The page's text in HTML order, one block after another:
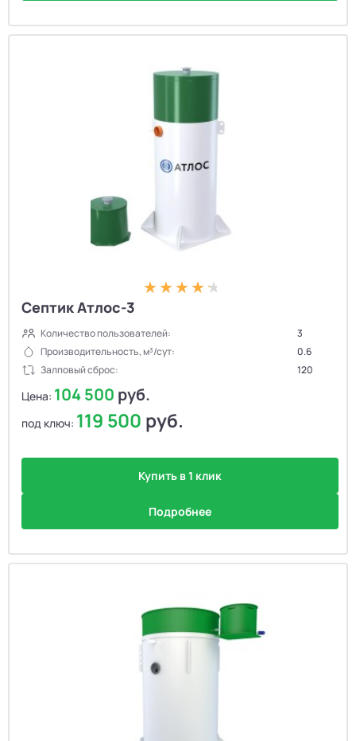
Септик Атлос-3
Количество пользователей:
3
Производительность, м³/сут:
0.6
Залповый сброс:
120
Цена: 104 500 руб.
под ключ: 119 500 руб.
Купить в 1 клик
Подробнее